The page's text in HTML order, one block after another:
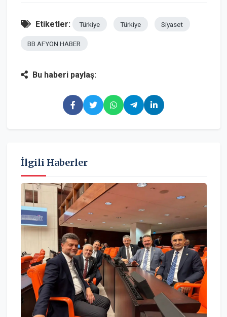
Etiketler: Türkiye Türkiye Siyaset
BB AFYON HABER
Bu haberi paylaş:
İlgili Haberler